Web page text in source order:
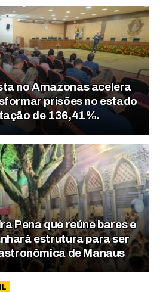
no Amazonas acelera
prisões no estado
de 136,41%.
Pena que reúne bares e
estrutura para ser
de Manaus